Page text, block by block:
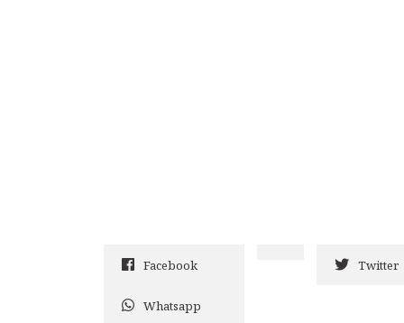
Facebook Twitter
Whatsapp